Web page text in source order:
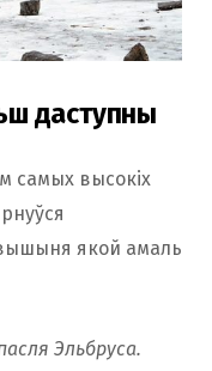
даступны
самых высокіх
якой амаль
Эльбруса.